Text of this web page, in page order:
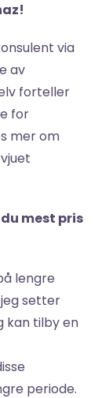
via
av
forteller
for
mer om
mest pris
lengre
setter
kan tilby en
periode.